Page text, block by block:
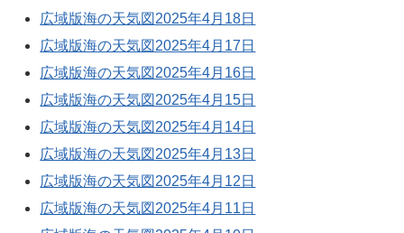
広域版海の天気図2025年4月18日
広域版海の天気図2025年4月17日
広域版海の天気図2025年4月16日
広域版海の天気図2025年4月15日
広域版海の天気図2025年4月14日
広域版海の天気図2025年4月13日
広域版海の天気図2025年4月12日
広域版海の天気図2025年4月11日